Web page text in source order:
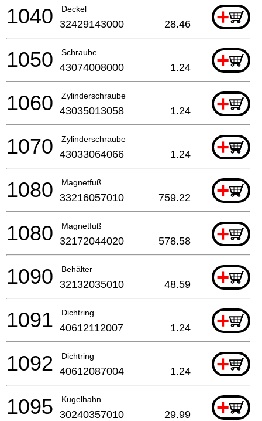
Deckel +
1040 32429143000 28.46
Schraube +
1050 43074008000 1.24
Zylinderschraube +
1060 43035013058 1.24
Zylinderschraube +
1070 43033064066 1.24
Magnetfuß +
1080 33216057010 759.22
Magnetfuß +
1080 32172044020 578.58
Behälter +
1090 32132035010 48.59
Dichtring +
1091 40612112007 1.24
Dichtring +
1092 40612087004 1.24
Kugelhahn +
1095 30240357010 29.99